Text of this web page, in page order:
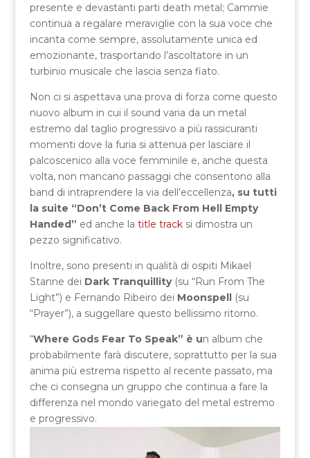
presente e devastanti parti death metal; Cammie
continua a regalare meraviglie con la sua voce che
incanta come sempre, assolutamente unica ed
emozionante, trasportando l’ascoltatore in un
turbinio musicale che lascia senza fiato.
Non ci si aspettava una prova di forza come questo
nuovo album in cui il sound varia da un metal
estremo dal taglio progressivo a più rassicuranti
momenti dove la furia si attenua per lasciare il
palcoscenico alla voce femminile e, anche questa
volta, non mancano passaggi che consentono alla
band di intraprendere la via dell’eccellenza, su tutti
la suite “Don’t Come Back From Hell Empty
Handed” ed anche la title tracksi dimostra un
pezzo significativo.
Inoltre, sono presenti in qualità di ospiti Mikael
Stanne dei Dark Tranquillity(su “Run From The
Light”) e Fernando Ribeiro dei Moonspell (su
“Prayer”), a suggellare questo bellissimo ritorno.
“Where Gods Fear To Speak” è un album che
probabilmente farà discutere, soprattutto per la sua
anima più estrema rispetto al recente passato, ma
che ci consegna un gruppo che continua a fare la
differenza nel mondo variegato del metal estremo
e progressivo.